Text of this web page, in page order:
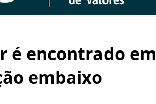
é encontrado em
embaixo